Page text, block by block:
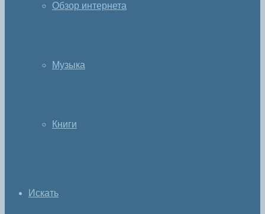
Обзор интернета
Музыка
Книги
Искать